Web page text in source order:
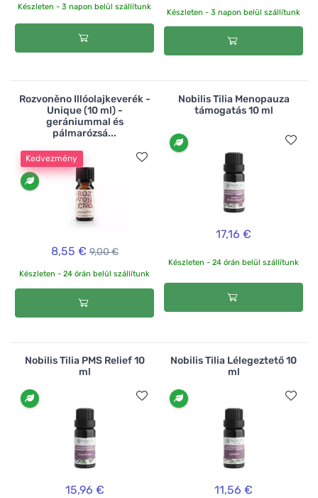
Készleten - 3 napon belül szállítunk
Készleten - 3 napon belül szállítunk
Rozvoněno Illóolajkeverék -
Unique (10 ml) -
gerániummal és
pálmarózsá...
Kedvezmény
8,55 € 9,00 €
Készleten - 24 órán belül szállítunk
Nobilis Tilia Menopauza
támogatás 10 ml
17,16 €
Készleten - 24 órán belül szállítunk
Nobilis Tilia PMS Relief 10
ml
15,96 €
Nobilis Tilia Lélegeztető 10
ml
11,56 €